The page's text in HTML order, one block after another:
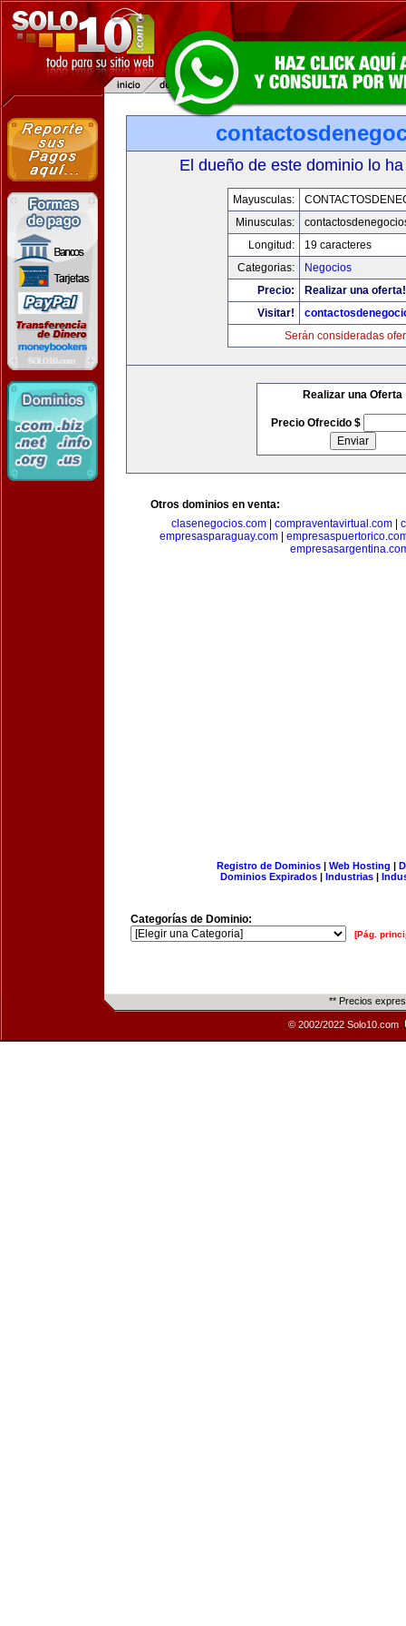
El dueño de este dominio lo
Mayusculas:
Minusculas:
Longitud:
19 caracteres
Categorias:
Negocios
Precio:
Realizar una oferta!
Visitar!
Serán consideradas
Realizar una Oferta
Precio Ofrecido $
Otros dominios en venta:
clasenegocios.com| compraventavirtual.com|
empresasparaguay.com|
Registro de Dominios| Web Hosting |
Dominios Expirados | Industrias |
Categorías de Dominio:
[Pág.
** Precios
© 2002/2022 Solo10.com